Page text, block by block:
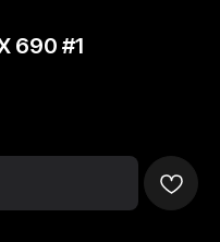
690 #1